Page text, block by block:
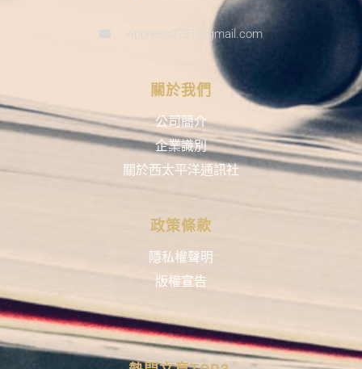
wppress0731@gmail.com
關於我們
公司簡介
企業識別
關於西太平洋通訊社
政策條款
隱私權聲明
版權宣告